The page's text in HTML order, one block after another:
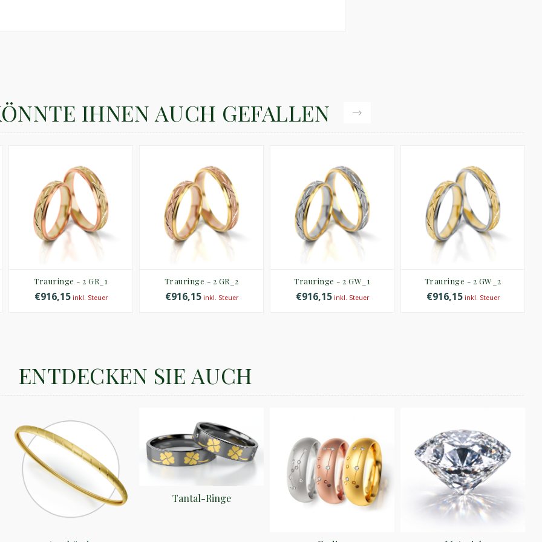
IHNEN AUCH GEFALLEN
Trauringe - 2 GR_1
€916,15inkl. Steuer
Trauringe - 2 GR_2
€916,15inkl. Steuer
Trauringe - 2 GW_1
€916,15inkl. Steuer
Trauringe - 2 GW_2
€916,15inkl. Steuer
ENTDECKEN SIE AUCH
Tantal-Ringe